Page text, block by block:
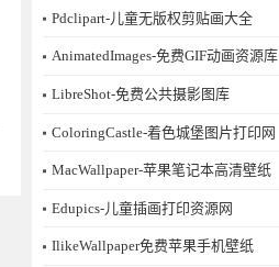
Pdclipart-儿童无版权剪贴画大全
AnimatedImages-免费GIF动画资源库
LibreShot-免费公共摄影图库
ColoringCastle-着色城堡图片打印网
MacWallpaper-苹果笔记本高清壁纸
Edupics-儿童插画打印资源网
IlikeWallpaper免费苹果手机壁纸